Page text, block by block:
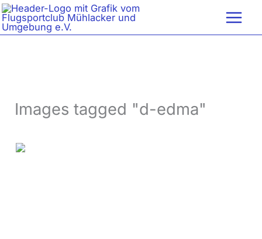
Zum
Inhalt
Images tagged "d-edma"